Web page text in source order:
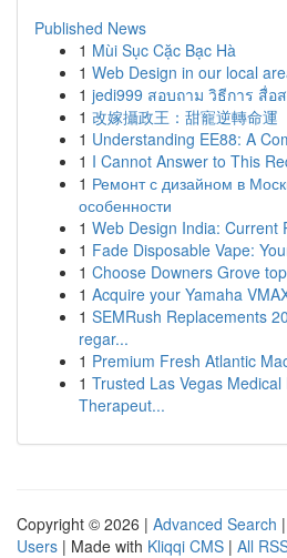
Published News
1 Mùi Sục Cặc Bạc Hà
1 Web Design in our local
1 jedi999 สอบถาม วิธีการ สื่อ
1 改嫁攝政王：甜寵逆轉命運
1 Understanding EE88: A
1 I Cannot Answer to This
1 Ремонт с дизайном в
особенности
1 Web Design India: Current
1 Fade Disposable Vape:
1 Choose Downers Grove
1 Acquire your Yamaha
1 SEMRush Replacements
regar...
1 Premium Fresh Atlantic
1 Trusted Las Vegas
Therapeut...
Copyright © 2026 | Advanced Search |
Users | Made with Kliqqi CMS | All